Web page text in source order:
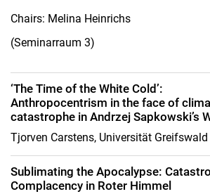
Chairs: Melina Heinrichs
(Seminarraum 3)
‘The Time of the White Cold’:
Anthropocentrism in the face of
catastrophe in Andrzej Sapkowski’s
Tjorven Carstens, Universität Greifswald
Sublimating the Apocalypse:
Complacency in Roter Himmel